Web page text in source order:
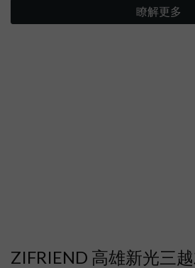
瞭解更多
ZIFRIEND 高雄新光三